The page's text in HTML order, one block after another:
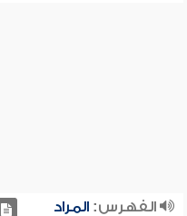
الفهرس:المراد